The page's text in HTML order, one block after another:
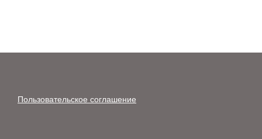
Пользовательское соглашение